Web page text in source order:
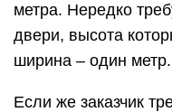
метра. Нередко
двери, высота
ширина – один метр.
Если же заказчик